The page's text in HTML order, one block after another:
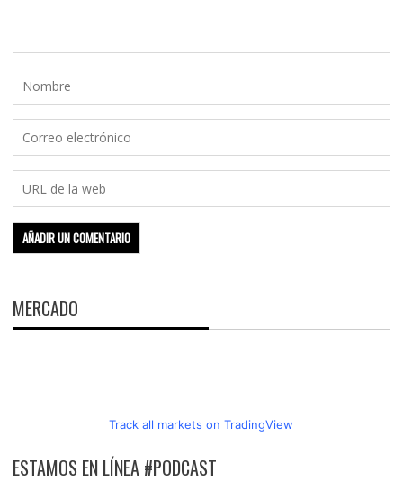
MERCADO
Track all markets on TradingView
ESTAMOS EN LÍNEA #PODCAST